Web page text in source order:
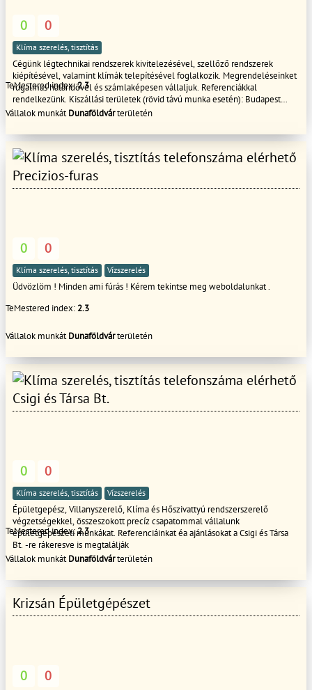
0 0
Klíma szerelés, tisztítás
Cégünk légtechnikai rendszerek kivitelezésével, szellőző rendszerek
kiépítésével, valamint klímák telepítésével foglalkozik. Megrendeléseinket
rugalmas határidővel és számlaképesen vállaljuk. Referenciákkal
rendelkezünk. Kiszállási területek (rövid távú munka esetén): Budapest
(belváros kivételével) és annak 120 km-es körzetében, pl.: Pest vármegye,
vármegye egyes részei. Kiszállási területek (hosszú távú munka esetén):
Országosan.
TeMestered index:2.3
Vállalok munkátDunaföldvárterületén
Precizios-furas
0 0
Klíma szerelés, tisztítás Vízszerelés
Üdvözlöm ! Minden ami fúrás ! Kérem tekintse meg weboldalunkat .
TeMestered index:2.3
Vállalok munkátDunaföldvárterületén
Csigi és Társa Bt.
0 0
Klíma szerelés, tisztítás Vízszerelés
Épületgepész, Villanyszerelő, Klíma és Hőszivattyú rendszerszerelő
végzetségekkel, összeszokott precíz csapatommal vállalunk
épületgépészeti munkákat. Referenciáinkat éa ajánlásokat a Csigi és Társa
Bt. -re rákeresve is megtalálják
TeMestered index:2.3
Vállalok munkátDunaföldvárterületén
Krizsán Épületgépészet
0 0